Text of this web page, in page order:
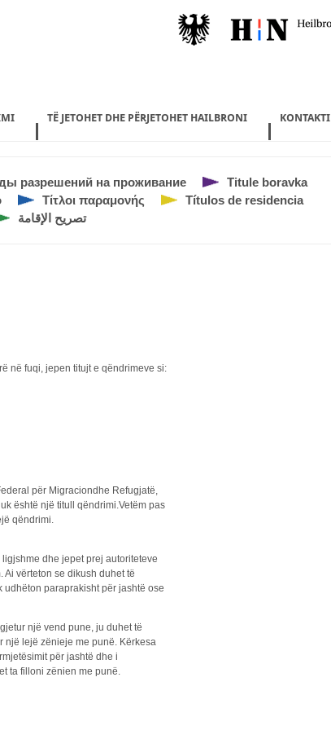
TË JETOHET DHE PËRJETOHET HAILBRONI KONTAKTI
разрешений на проживание
Titule boravka
Τίτλοι παραμονής
Títulos de residencia
تصريح الإقامة
në fuqi, jepen titujt e qëndrimeve si:
për Migraciondhe Refugjatë,
është një titull qëndrimi.Vetëm pas
qëndrimi.
dhe jepet prej autoriteteve
vërteton se dikush duhet të
paraprakisht për jashtë ose
një vend pune, ju duhet të
një lejë zënieje me punë. Kërkesa
për jashtë dhe i
ta filloni zënien me punë.